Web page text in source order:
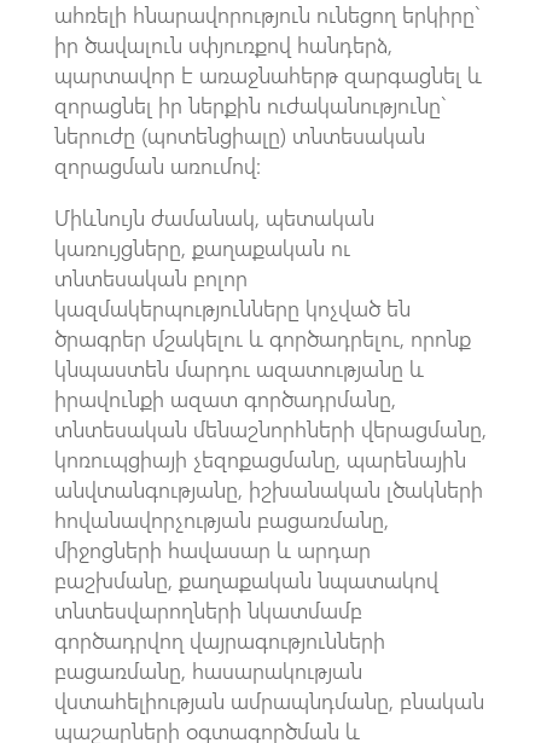
ահռելի հնարավորություն ունեցող երկիրը`
իր ծավալուն սփյուռքով հանդերձ,
պարտավոր է առաջնահերթ զարգացնել և
զորացնել իր ներքին ուժականությունը`
ներուժը (պոտենցիալը) տնտեսական
զորացման առումով:
Միևնույն ժամանակ, պետական
կառույցները, քաղաքական ու
տնտեսական բոլոր
կազմակերպությունները կոչված են
ծրագրեր մշակելու և գործադրելու, որոնք
կնպաստեն մարդու ազատությանը և
իրավունքի ազատ գործադրմանը,
տնտեսական մենաշնորհների վերացմանը,
կոռուպցիայի չեզոքացմանը, պարենային
անվտանգությանը, իշխանական լծակների
հովանավորչության բացառմանը,
միջոցների հավասար և արդար
բաշխմանը, քաղաքական նպատակով
տնտեսվարողների նկատմամբ
գործադրվող վայրագությունների
բացառմանը, հասարակության
վստահելիության ամրապնդմանը, բնական
պաշարների օգտագործման և